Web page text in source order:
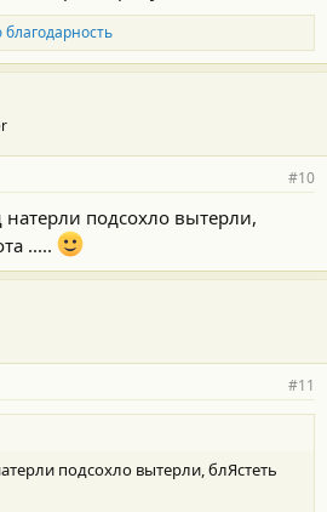
#10
подсохло вытерли,
.....
#11
подсохло вытерли, блЯстеть